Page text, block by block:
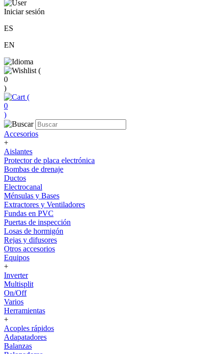
Iniciar sesión
ES
EN
(
0
)
(
0
)
Accesorios
+
Aislantes
Protector de placa electrónica
Bombas de drenaje
Ductos
Electrocanal
Ménsulas y Bases
Extractores y Ventiladores
Fundas en PVC
Puertas de inspección
Losas de hormigón
Rejas y difusores
Otros accesorios
Equipos
+
Inverter
Multisplit
On/Off
Varios
Herramientas
+
Acoples rápidos
Adapatadores
Balanzas